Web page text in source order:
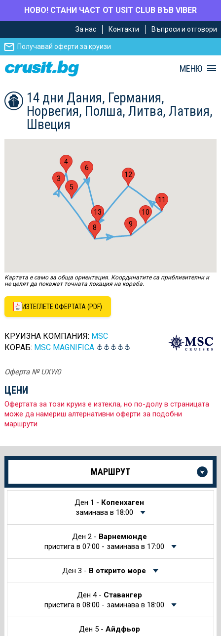
НОВО! СТАНИ ЧАСТ ОТ USIT CLUB ВЪВ VIBER
главното
съдържание
Навигацията
За нас Контакти Въпроси и отговори
Получавай оферти за круизи
МЕНЮ
14 дни Дания, Германия,
Норвегия, Полша, Литва, Латвия,
Швеция
1
2
3
4
5
6
7
8
9
10
11
12
13
Картата е само за обща ориентация. Координатите са приблизителни и
не целят да покажат точната локация на кораба.
ИЗТЕГЛЕТЕ ОФЕРТАТА (PDF)
КРУИЗНА КОМПАНИЯ: MSC
КОРАБ: MSC MAGNIFICA
Оферта № UXW0
ЦЕНИ
Офертата за този круиз е изтекла, но по-долу в страницата
може да намериш алтернативни оферти за подобни
маршрути
Още
за
МАРШРУТ
Ден 1 - Копенхаген
заминава в 18:00
Ден 2 - Варнемюнде
пристига в 07:00 - заминава в 17:00
Ден 3 - В открито море
Ден 4 - Ставангер
пристига в 08:00 - заминава в 18:00
Ден 5 - Айдфьор